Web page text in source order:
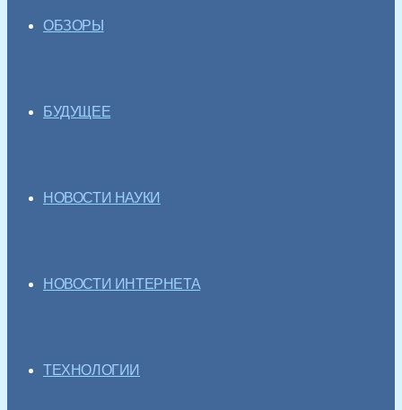
ОБЗОРЫ
БУДУЩЕЕ
НОВОСТИ НАУКИ
НОВОСТИ ИНТЕРНЕТА
ТЕХНОЛОГИИ